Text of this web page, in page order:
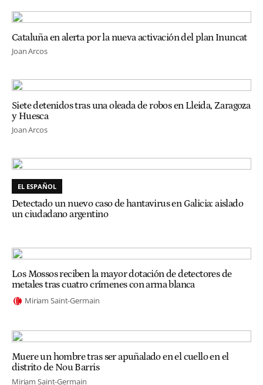
Cataluña en alerta por la nueva activación del plan Inuncat
Joan Arcos
Siete detenidos tras una oleada de robos en Lleida, Zaragoza
y Huesca
Joan Arcos
EL ESPAÑOL
Detectado un nuevo caso de hantavirus en Galicia: aislado
un ciudadano argentino
Los Mossos reciben la mayor dotación de detectores de
metales tras cuatro crímenes con arma blanca
Miriam Saint-Germain
Muere un hombre tras ser apuñalado en el cuello en el
distrito de Nou Barris
Miriam Saint-Germain